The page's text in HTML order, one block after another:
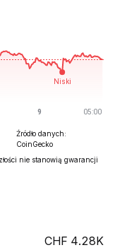
Źródło danych:
CoinGecko
nie stanowią gwarancji
4.28K